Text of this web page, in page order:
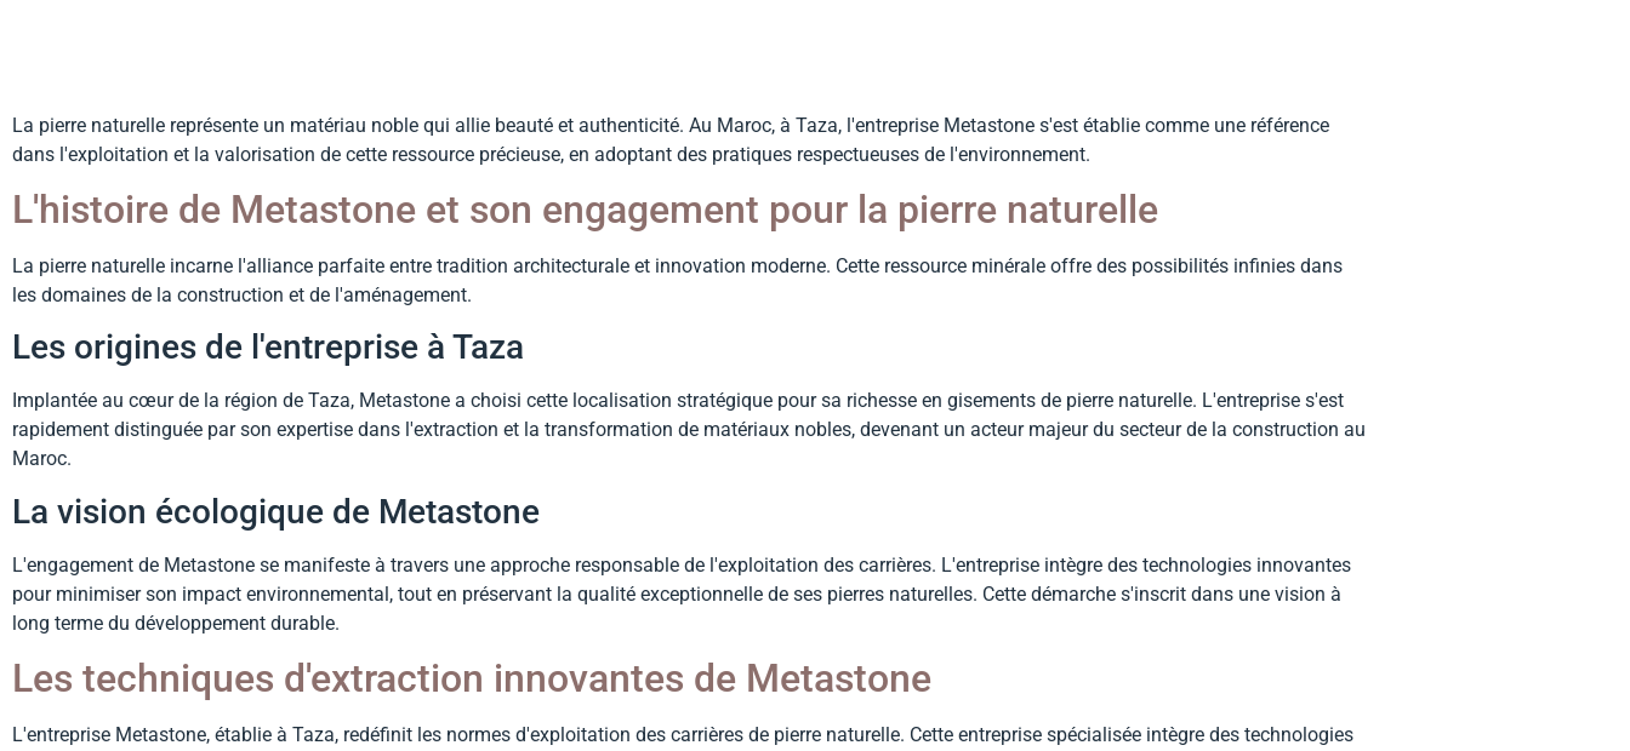
La pierre naturelle représente un matériau noble qui allie beauté et authenticité. Au Maroc, à Taza, l'entreprise Metastone s'est établie comme une référence
dans l'exploitation et la valorisation de cette ressource précieuse, en adoptant des pratiques respectueuses de l'environnement.
L'histoire de Metastone et son engagement pour la pierre naturelle
La pierre naturelle incarne l'alliance parfaite entre tradition architecturale et innovation moderne. Cette ressource minérale offre des possibilités infinies dans
les domaines de la construction et de l'aménagement.
Les origines de l'entreprise à Taza
Implantée au cœur de la région de Taza, Metastone a choisi cette localisation stratégique pour sa richesse en gisements de pierre naturelle. L'entreprise s'est
rapidement distinguée par son expertise dans l'extraction et la transformation de matériaux nobles, devenant un acteur majeur du secteur de la construction au
Maroc.
La vision écologique de Metastone
L'engagement de Metastone se manifeste à travers une approche responsable de l'exploitation des carrières. L'entreprise intègre des technologies innovantes
pour minimiser son impact environnemental, tout en préservant la qualité exceptionnelle de ses pierres naturelles. Cette démarche s'inscrit dans une vision à
long terme du développement durable.
Les techniques d'extraction innovantes de Metastone
L'entreprise Metastone, établie à Taza, redéfinit les normes d'exploitation des carrières de pierre naturelle. Cette entreprise spécialisée intègre des technologies